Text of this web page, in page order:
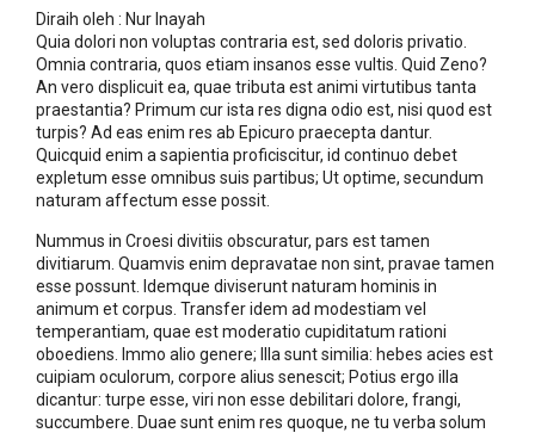
Diraih oleh : Nur Inayah
Quia dolori non voluptas contraria est, sed doloris privatio.
Omnia contraria, quos etiam insanos esse vultis. Quid Zeno?
An vero displicuit ea, quae tributa est animi virtutibus tanta
praestantia? Primum cur ista res digna odio est, nisi quod est
turpis? Ad eas enim res ab Epicuro praecepta dantur.
Quicquid enim a sapientia proficiscitur, id continuo debet
expletum esse omnibus suis partibus; Ut optime, secundum
naturam affectum esse possit.
Nummus in Croesi divitiis obscuratur, pars est tamen
divitiarum. Quamvis enim depravatae non sint, pravae tamen
esse possunt. Idemque diviserunt naturam hominis in
animum et corpus. Transfer idem ad modestiam vel
temperantiam, quae est moderatio cupiditatum rationi
oboediens. Immo alio genere; Illa sunt similia: hebes acies est
cuipiam oculorum, corpore alius senescit; Potius ergo illa
dicantur: turpe esse, viri non esse debilitari dolore, frangi,
succumbere. Duae sunt enim res quoque, ne tu verba solum